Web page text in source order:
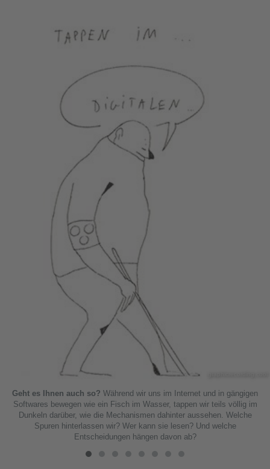
Geht es Ihnen auch so? Während wir uns im Internet und in gängigen
Softwares bewegen wie ein Fisch im Wasser, tappen wir teils völlig im
Dunkeln darüber, wie die Mechanismen dahinter aussehen. Welche
Spuren hinterlassen wir? Wer kann sie lesen? Und welche
Entscheidungen hängen davon ab?